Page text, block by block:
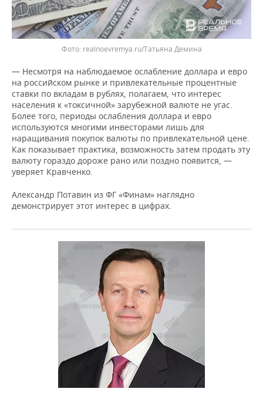
realnoevremya.ru/Татьяна Демина
— Несмотря на наблюдаемое ослабление доллара и евро
на российском рынке и привлекательные процентные
ставки по вкладам в рублях, полагаем, что интерес
населения к «токсичной» зарубежной валюте не угас.
Более того, периоды ослабления доллара и евро
используются многими инвесторами лишь для
наращивания покупок валюты по привлекательной цене.
Как показывает практика, возможность затем продать эту
валюту гораздо дороже рано или поздно появится, —
уверяет Кравченко.
Александр Потавин из ФГ «Финам» наглядно
демонстрирует этот интерес в цифрах.